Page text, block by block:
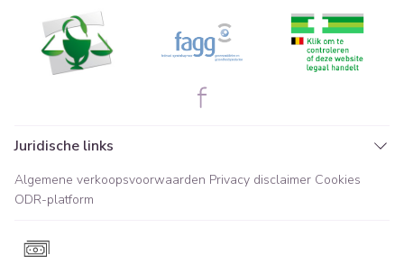
Juridische links
Algemene verkoopsvoorwaarden Privacy disclaimer Cookies
ODR-platform